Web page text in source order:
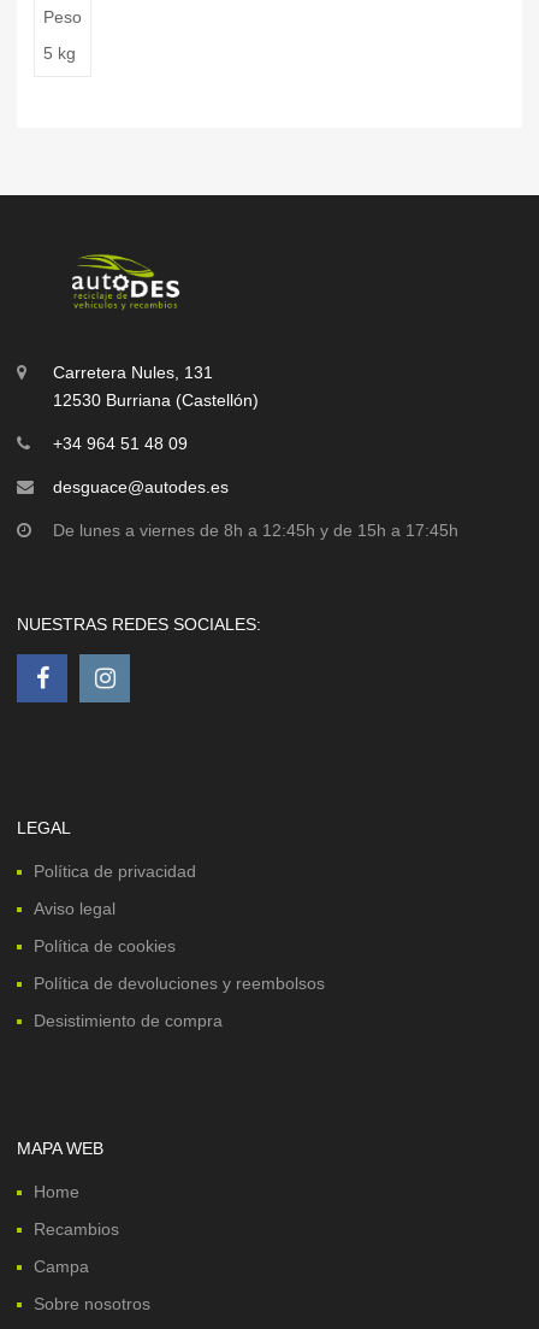
Peso
5 kg
Carretera Nules, 131
12530 Burriana (Castellón)
+34 964 51 48 09
desguace@autodes.es
De lunes a viernes de 8h a 12:45h y de 15h a 17:45h
NUESTRAS REDES SOCIALES:
LEGAL
Política de privacidad
Aviso legal
Política de cookies
Política de devoluciones y reembolsos
Desistimiento de compra
MAPA WEB
Home
Recambios
Campa
Sobre nosotros